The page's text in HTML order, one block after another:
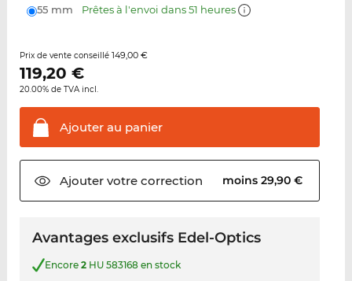
55 mm Prêtes à l'envoi dans 51 heures
Prix de vente conseillé 149,00 €
119,20 €
20.00% de TVA incl.
Ajouter au panier
Ajouter votrecorrection moins 29,90 €
Avantages exclusifs Edel-Optics
Encore 2HU 583168 en stock